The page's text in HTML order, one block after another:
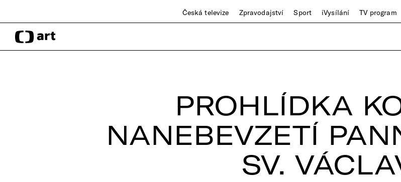
Česká televize Zpravodajství Sport iVysílání TV program
PROHLÍDKA
NANEBEVZETÍ
SV.